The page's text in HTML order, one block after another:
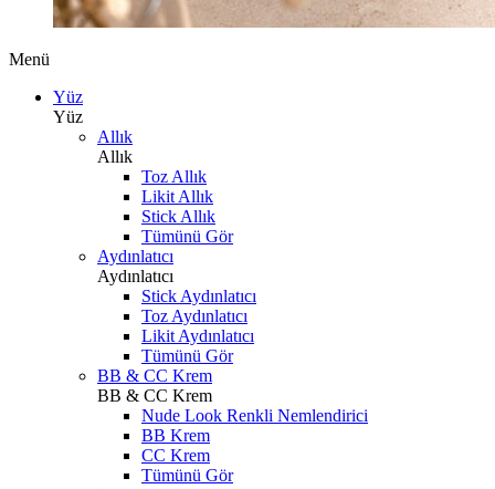
Menü
Yüz
Yüz
Allık
Allık
Toz Allık
Likit Allık
Stick Allık
Tümünü Gör
Aydınlatıcı
Aydınlatıcı
Stick Aydınlatıcı
Toz Aydınlatıcı
Likit Aydınlatıcı
Tümünü Gör
BB & CC Krem
BB & CC Krem
Nude Look Renkli Nemlendirici
BB Krem
CC Krem
Tümünü Gör